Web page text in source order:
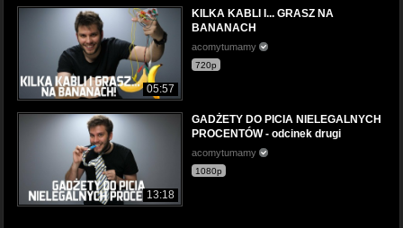
05:57
KILKA KABLI I... GRASZ NA
BANANACH
acomytumamy
720p
13:18
GADŻETY DO PICIA NIELEGALNYCH
PROCENTÓW - odcinek drugi
acomytumamy
1080p